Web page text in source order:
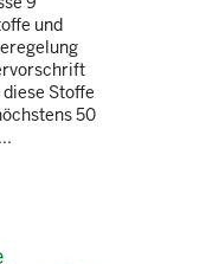
und
Stoffe
50